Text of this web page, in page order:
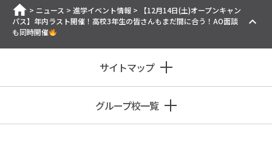
ホーム
> ニュース > 進学イベント情報 >
【12月14日(土)オープンキャン
パス】年内ラスト開催！高校3年生の皆さんもまだ間に合う！AO面談
も同時開催
サイトマップ
グループ校一覧